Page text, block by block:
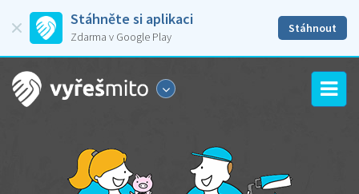
Stáhněte si aplikaci
Zdarma v Google Play
Stáhnout